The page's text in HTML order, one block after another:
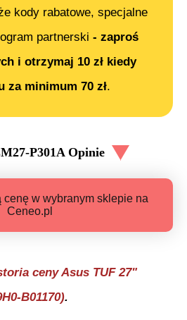
kody rabatowe, specjalne
partnerski - zaproś
i otrzymaj 10 zł kiedy
za minimum 70 zł.
P301AOpinie
cenę w wybranym sklepie na
Ceneo.pl
cenyAsus TUF 27"
B01170).